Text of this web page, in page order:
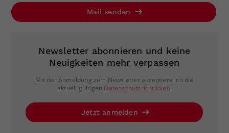
Mail senden
Newsletter abonnieren und keine
Neuigkeiten mehr verpassen
Mit der Anmeldung zum Newsletter akzeptiere ich die
aktuell gültigen Datenschutzrichtlinien.
Jetzt anmelden